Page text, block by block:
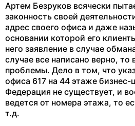
Артем Безруков всячески
законность своей
адрес своего офиса и даже
основании которой его
него заявление в случае
случае все написано верно, то
проблемы. Дело в том, что
офиса 617 на 44 этаже бизнес-
Федерация не существует, и
ведется от номера этажа, то
т.д.